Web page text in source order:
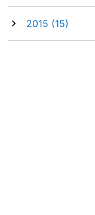
2015 (15)